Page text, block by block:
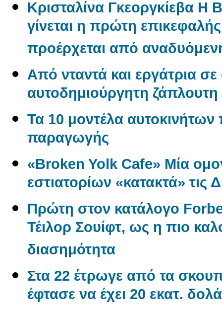
Κρισταλίνα Γκεοργκίεβα Η
γίνεται η πρώτη
προέρχεται από
Από νταντά και εργάτρια
αυτοδημιούργητη ζάπλουτη
Τα 10 μοντέλα
παραγωγής
«Broken Yolk Cafe» Μία
εστιατορίων «κατακτά» τις
Πρώτη στον κατάλογο
Τέιλορ Σουίφτ, ως η πιο
διασημότητα
Στα 22 έτρωγε από τα
έφτασε να έχει 20 εκατ.